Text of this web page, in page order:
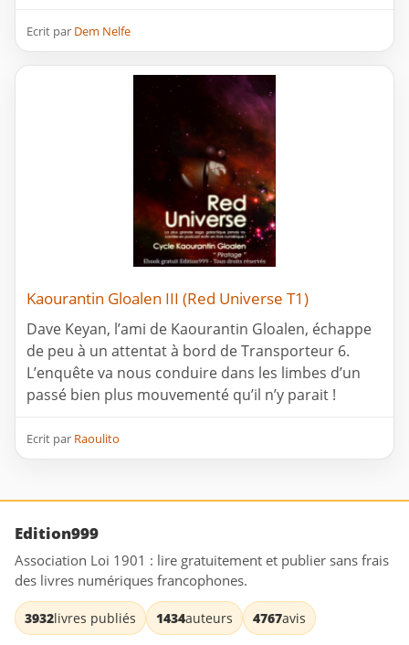
Ecrit par Dem Nelfe
Kaourantin Gloalen III (Red Universe T1)
Dave Keyan, l’ami de Kaourantin Gloalen, échappe
de peu à un attentat à bord de Transporteur 6.
L’enquête va nous conduire dans les limbes d’un
passé bien plus mouvementé qu’il n’y parait !
Ecrit par Raoulito
Edition999
Association Loi 1901 : lire gratuitement et publier sans frais
des livres numériques francophones.
3932livres publiés 1434auteurs 4767avis